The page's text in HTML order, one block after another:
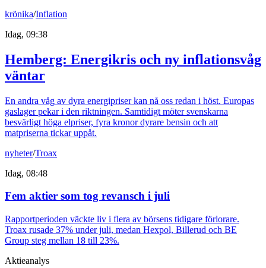
krönika/Inflation
Idag, 09:38
Hemberg: Energikris och ny inflationsvåg
väntar
En andra våg av dyra energipriser kan nå oss redan i höst. Europas
gaslager pekar i den riktningen. Samtidigt möter svenskarna
besvärligt höga elpriser, fyra kronor dyrare bensin och att
matpriserna tickar uppåt.
nyheter/Troax
Idag, 08:48
Fem aktier som tog revansch i juli
Rapportperioden väckte liv i flera av börsens tidigare förlorare.
Troax rusade 37% under juli, medan Hexpol, Billerud och BE
Group steg mellan 18 till 23%.
Aktieanalys